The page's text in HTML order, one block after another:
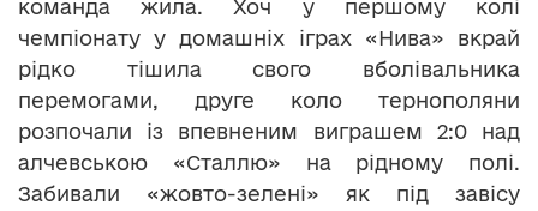
команда жила. Хоч у першому колі
чемпіонату у домашніх іграх «Нива» вкрай
рідко тішила свого вболівальника
перемогами, друге коло тернополяни
розпочали із впевненим виграшем 2:0 над
алчевською «Сталлю» на рідному полі.
Забивали «жовто-зелені» як під завісу